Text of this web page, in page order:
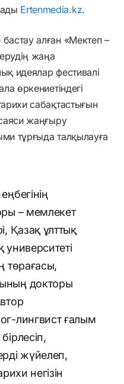
Ertenmedia.kz.
алған «Мектеп –
жаңа
идеялар фестивалі
өркениетіндегі
сабақтастығын
жаңғыру
тұрғыда талқылауға
– мемлекет
Қазақ ұлттық
төрағасы,
докторы
лингвист ғалым
жүйелеп,
негізін